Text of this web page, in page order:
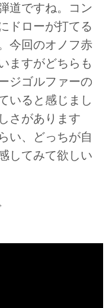
道ですね。コン
ドローが打てる
今回のオノフ赤
ますがどちらも
ジゴルファーの
いると感じまし
さがあります
い、どっちが自
してみて欲しい